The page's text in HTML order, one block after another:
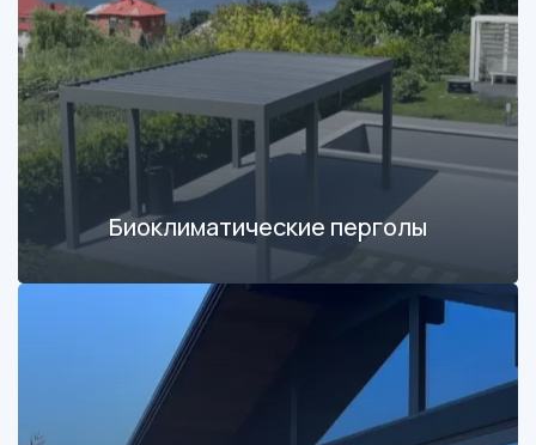
Биоклиматические перголы